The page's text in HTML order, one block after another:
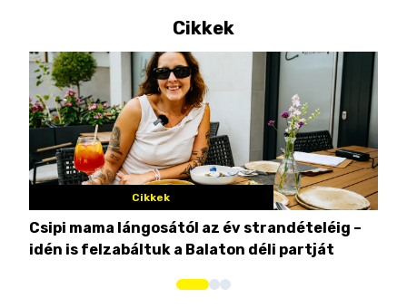
Cikkek
Cikkek
Csipi mama lángosától az év strandételéig –
idén is felzabáltuk a Balaton déli partját